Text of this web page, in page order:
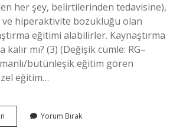
her şey, belirtilerinden tedavisine),
hiperaktivite bozukluğu olan
eğitimi alabilirler. Kaynaştırma
mı? (3) (Değişik cümle: RG–
bütünleşik eğitim gören
eğitim…
Kaynaştırma
Sınıfları
Yorum Bırak